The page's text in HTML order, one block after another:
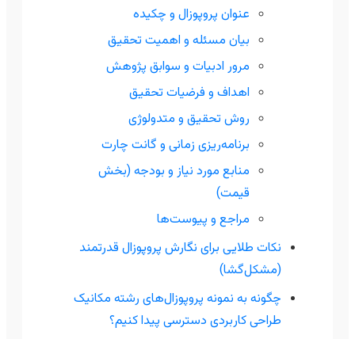
عنوان پروپوزال و چکیده
بیان مسئله و اهمیت تحقیق
مرور ادبیات و سوابق پژوهش
اهداف و فرضیات تحقیق
روش تحقیق و متدولوژی
برنامه‌ریزی زمانی و گانت چارت
منابع مورد نیاز و بودجه (بخش
قیمت)
مراجع و پیوست‌ها
نکات طلایی برای نگارش پروپوزال قدرتمند
(مشکل‌گشا)
چگونه به نمونه پروپوزال‌های رشته مکانیک
طراحی کاربردی دسترسی پیدا کنیم؟